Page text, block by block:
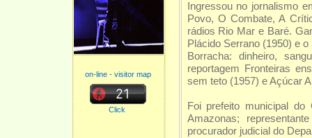
on-line - visitor map
Click
Ingressou no jornalismo
Povo, O Combate, A
rádios Rio Mar e Baré.
Plácido Serrano (1950) e
Borracha: dinheiro,
reportagem Fronteiras
sem teto (1957) e Açúcar
Foi prefeito municipal do
Amazonas;
procurador judicial do